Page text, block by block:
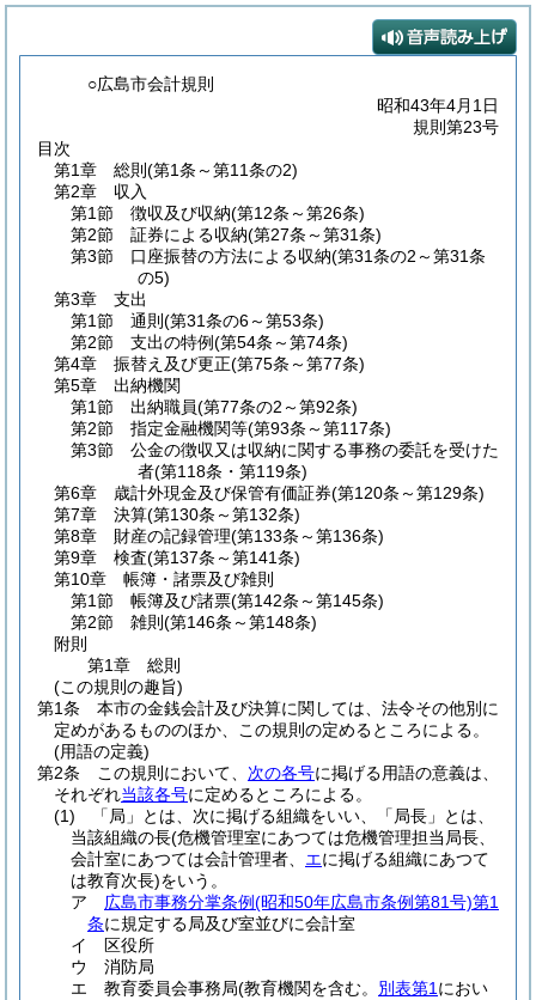
○広島市会計規則
昭和43年4月1日
規則第23号
目次
第1章
総則 (第1条～第11条の2)
第2章
収入
第1節
徴収及び収納(第12条～第26条)
第2節
証券による収納(第27条～第31条)
第3節
口座振替の方法による収納(第31条の2～第31条
の5)
第3章
支出
第1節
通則 (第31条の6～第53条)
第2節
支出の特例(第54条～第74条)
第4章
振替え及び更正(第75条～第77条)
第5章
出納機関
第1節
出納職員(第77条の2～第92条)
第2節
指定金融機関等(第93条～第117条)
第3節
公金の徴収又は収納に関する事務の委託を受けた
者(第118条・第119条)
第6章
歳計外現金及び保管有価証券(第120条～第129条)
第7章
決算(第130条～第132条)
第8章
財産の記録管理(第133条～第136条)
第9章
検査(第137条～第141条)
第10章
帳簿・諸票及び雑則
第1節
帳簿及び諸票(第142条～第145条)
第2節
雑則 (第146条～第148条)
附則
第1章
総則
(この規則の趣旨)
第1条
本市の金銭会計及び決算に関しては、法令その他別に
定めがあるもののほか、この規則の定めるところによる。
(用語の定義)
第2条
この規則において、 次の各号に掲げる用語の意義は、
それぞれ当該各号に定めるところによる。
(1)
「局」とは、次に掲げる組織をいい、「局長」とは、
当該組織の長(危機管理室にあつては危機管理担当局長、
会計室にあつては会計管理者、 エに掲げる組織にあつて
は教育次長)をいう。
ア
広島市事務分掌条例(昭和50年広島市条例第81号)第1
条に規定する局及び室並びに会計室
イ
区役所
ウ
消防局
エ
教育委員会事務局(教育機関を含む。 別表第1 におい